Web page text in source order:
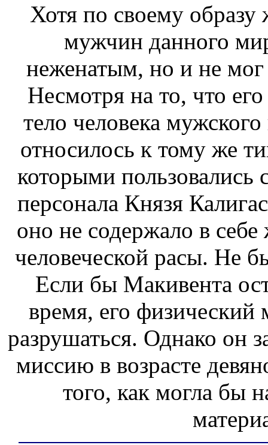
Хотя по своему
мужчин данного
неженатым, но и не мог
Несмотря на то, что
тело человека
относилось к тому же
которыми пользовались
персонала Князя
оно не содержало в
человеческой расы. Не
Если бы Макивента
время, его физический
разрушаться. Однако он
миссию в возрасте
того, как могла бы